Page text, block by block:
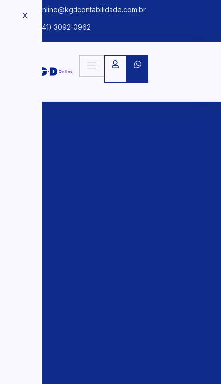
kgdonline@kgdcontabilidade.com.br
+55 (41) 3092-0962
X